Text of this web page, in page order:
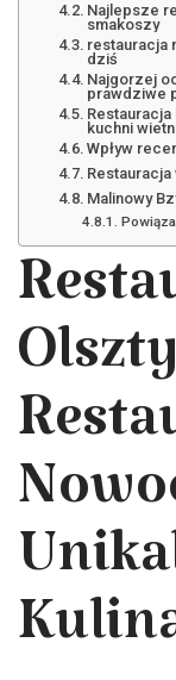
Najlepsze
smakoszy
restauracja
dziś
Najgorzej
prawdziwe
kuchni
Wpływ
Malinowy